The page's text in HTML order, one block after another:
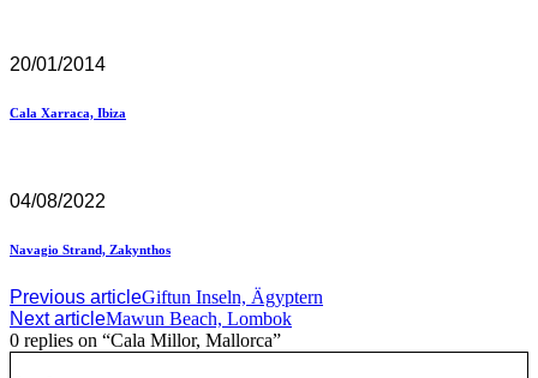
20/01/2014
Cala Xarraca, Ibiza
04/08/2022
Navagio Strand, Zakynthos
Previous articleGiftun Inseln, Ägyptern
Next articleMawun Beach, Lombok
0 replies on “Cala Millor, Mallorca”